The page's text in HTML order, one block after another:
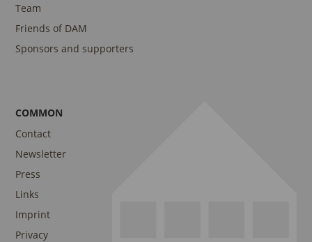
Team
Friends of DAM
Sponsors and supporters
COMMON
Contact
Newsletter
Press
Links
Imprint
Privacy